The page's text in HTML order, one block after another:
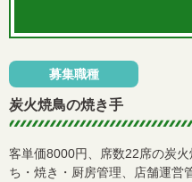
募集職種
炭火焼鳥の焼き手
客単価8000円、席数22席の炭
ち・焼き・厨房管理、店舗運営